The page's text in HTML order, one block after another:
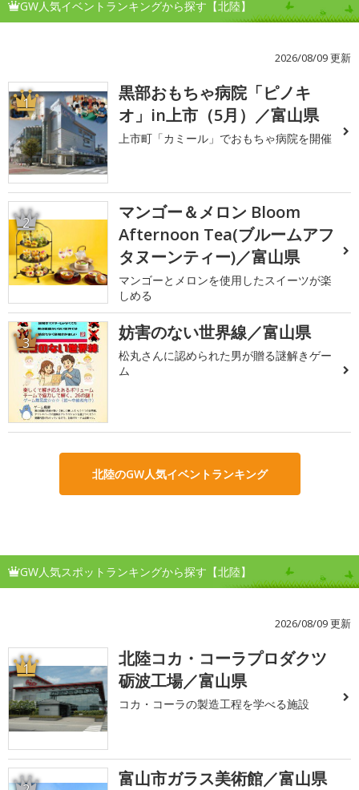
GW人気イベントランキングから探す【北陸】
2026/08/09 更新
1
黒部おもちゃ病院「ピノキ
オ」in上市（5月）／富山県
上市町「カミール」でおもちゃ病院を開催
2
マンゴー＆メロン Bloom
Afternoon Tea(ブルームアフ
タヌーンティー)／富山県
マンゴーとメロンを使用したスイーツが楽
しめる
3 妨害のない世界線／富山県
松丸さんに認められた男が贈る謎解きゲー
ム
北陸のGW人気イベントランキング
GW人気スポットランキングから探す【北陸】
2026/08/09 更新
1
北陸コカ・コーラプロダクツ
砺波工場／富山県
コカ・コーラの製造工程を学べる施設
富山市ガラス美術館／富山県